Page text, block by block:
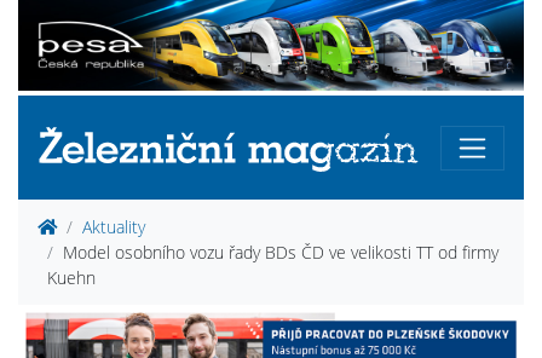
Aktuality
Model osobního vozu řady BDs ČD ve velikosti TT od firmy
Kuehn